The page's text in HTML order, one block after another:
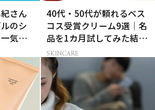
さん
のシ
気に
40代・50代が頼れるベス
コス受賞クリーム9選｜名
品を1カ月試してみた結果
は？
SKINCARE